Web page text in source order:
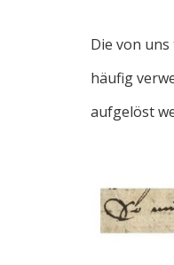
Die von
häufig
aufgelöst